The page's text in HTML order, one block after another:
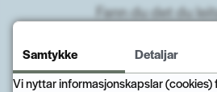
Fann du det du
Ja
Samtykke Detaljar
Vi nyttar informasjonskapslar (cookies)